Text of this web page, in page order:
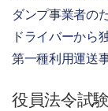
ダンプ事業者の
ドライバーから
第一種利用運送
役員法令試験